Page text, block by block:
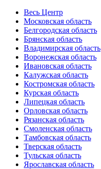
Весь Центр
Московская область
Белгородская область
Брянская область
Владимирская область
Воронежская область
Ивановская область
Калужская область
Костромская область
Курская область
Липецкая область
Орловская область
Рязанская область
Смоленская область
Тамбовская область
Тверская область
Тульская область
Ярославская область